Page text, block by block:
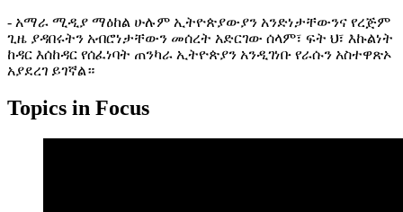
- አማራ ሚዲያ ማዕከል ሁሉም ኢትዮጵያውያን አንድነታቸውንና የረጅም
ጊዜ ያዳበሩትን አብሮነታቸውን መሰረት አድርገው ሰላም፣ ፍት ህ፣ እኩልነት
ከዳር እሰከዳር የሰፈነባት ጠንካራ ኢትዮጵያን አንዲገነቡ የራሱን አስተዋጽኦ
አያደረገ ይገኛል።
Topics in Focus